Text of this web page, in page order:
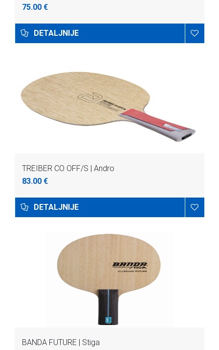
75.00 €
DETALJNIJE
TREIBER CO OFF/S | Andro
83.00 €
DETALJNIJE
BANDA FUTURE | Stiga